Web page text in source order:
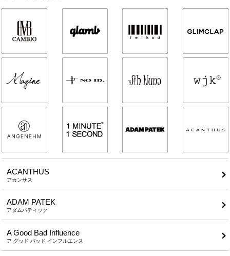
ACANTHUS
アカンサス
ADAM PATEK
アダムパティック
A Good Bad Influence
ア グッド バッド インフルエンス